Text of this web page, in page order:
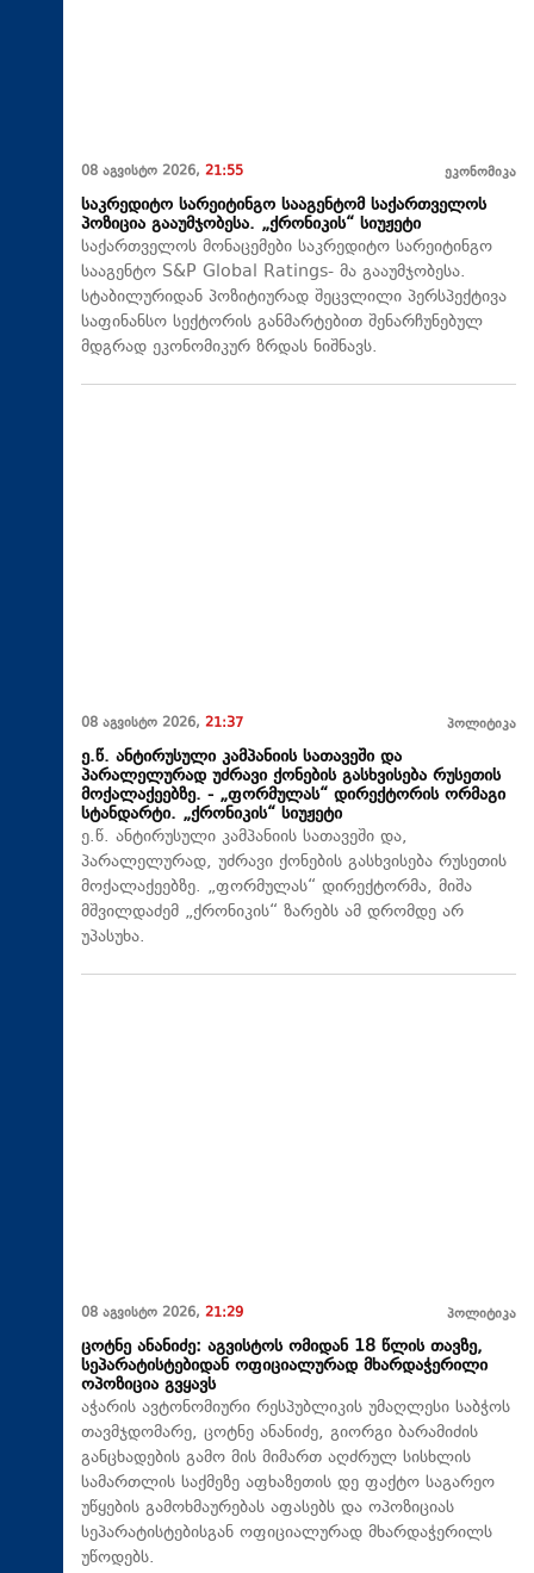
08 აგვისტო 2026, 21:55 ეკონომიკა
საკრედიტო სარეიტინგო სააგენტომ საქართველოს
პოზიცია გააუმჯობესა. „ქრონიკის“ სიუჟეტი
საქართველოს მონაცემები საკრედიტო სარეიტინგო
სააგენტო S&P Global Ratings- მა გააუმჯობესა.
სტაბილურიდან პოზიტიურად შეცვლილი პერსპექტივა
საფინანსო სექტორის განმარტებით შენარჩუნებულ
მდგრად ეკონომიკურ ზრდას ნიშნავს.
08 აგვისტო 2026, 21:37 პოლიტიკა
ე.წ. ანტირუსული კამპანიის სათავეში და
პარალელურად უძრავი ქონების გასხვისება რუსეთის
მოქალაქეებზე. - „ფორმულას“ დირექტორის ორმაგი
სტანდარტი. „ქრონიკის“ სიუჟეტი
ე.წ. ანტირუსული კამპანიის სათავეში და,
პარალელურად, უძრავი ქონების გასხვისება რუსეთის
მოქალაქეებზე. „ფორმულას“ დირექტორმა, მიშა
მშვილდაძემ „ქრონიკის“ ზარებს ამ დრომდე არ
უპასუხა.
08 აგვისტო 2026, 21:29 პოლიტიკა
ცოტნე ანანიძე: აგვისტოს ომიდან 18 წლის თავზე,
სეპარატისტებიდან ოფიციალურად მხარდაჭერილი
ოპოზიცია გვყავს
აჭარის ავტონომიური რესპუბლიკის უმაღლესი საბჭოს
თავმჯდომარე, ცოტნე ანანიძე, გიორგი ბარამიძის
განცხადების გამო მის მიმართ აღძრულ სისხლის
სამართლის საქმეზე აფხაზეთის დე ფაქტო საგარეო
უწყების გამოხმაურებას აფასებს და ოპოზიციას
სეპარატისტებისგან ოფიციალურად მხარდაჭერილს
უწოდებს.